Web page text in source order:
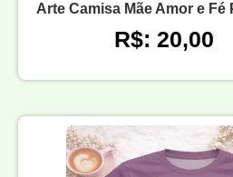
Arte Camisa Mãe Amor e Fé
R$: 20,00